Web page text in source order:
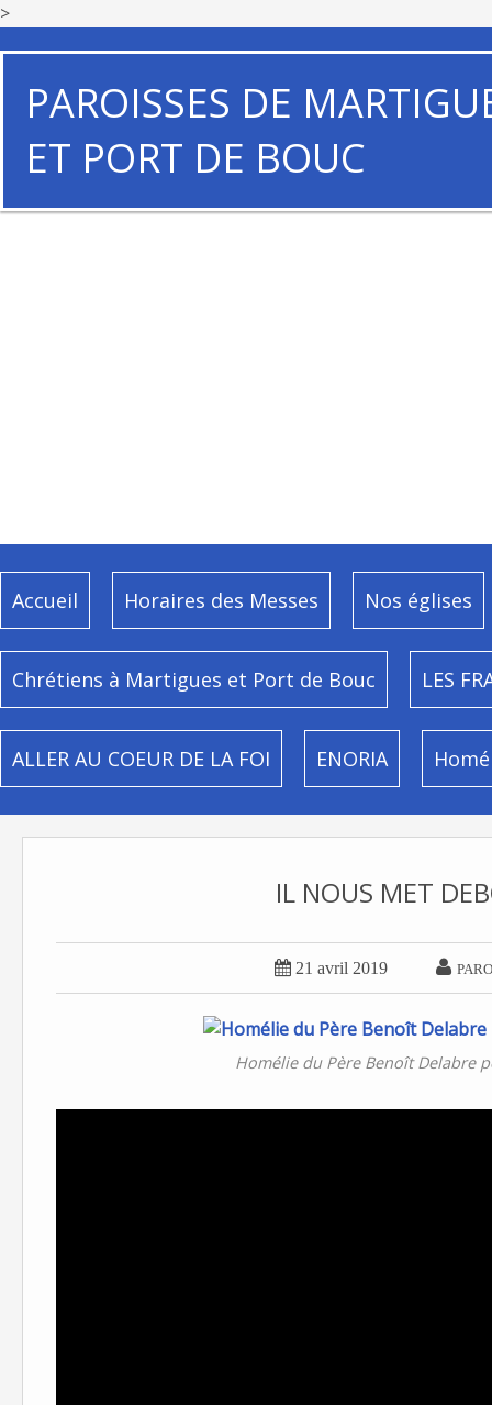
>
PAROISSES DE
ET PORT DE BOUC
Accueil Horaires des Messes Nos églises
Chrétiens à Martigues et Port de Bouc LES
ALLER AU COEUR DE LA FOI ENORIA
IL NOUS MET
 21 avril 2019 
Homélie du Père Benoît Delabre